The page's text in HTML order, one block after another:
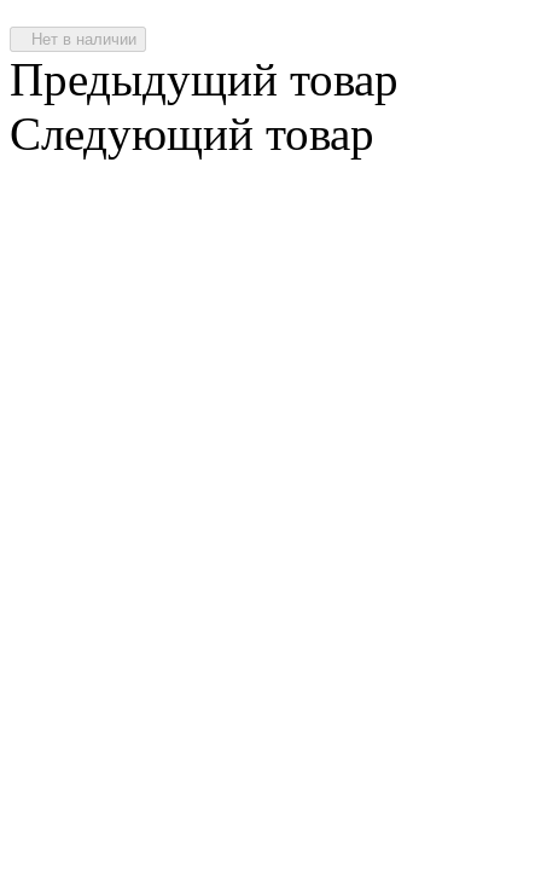
Нет в наличии
Предыдущий товар
Следующий товар